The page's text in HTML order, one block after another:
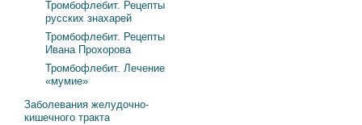
Тромбофлебит. Рецепты
русских знахарей
Тромбофлебит. Рецепты
Ивана Прохорова
Тромбофлебит. Лечение
«мумие»
Заболевания желудочно-
кишечного тракта